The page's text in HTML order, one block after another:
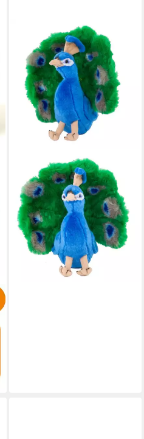
UNI-TOYS
Kuscheltier Pfau 24 cm
Kuscheltier Vogel Uni-Toys
24,95 €
lieferbar - in 2-3 Werktagen bei dir